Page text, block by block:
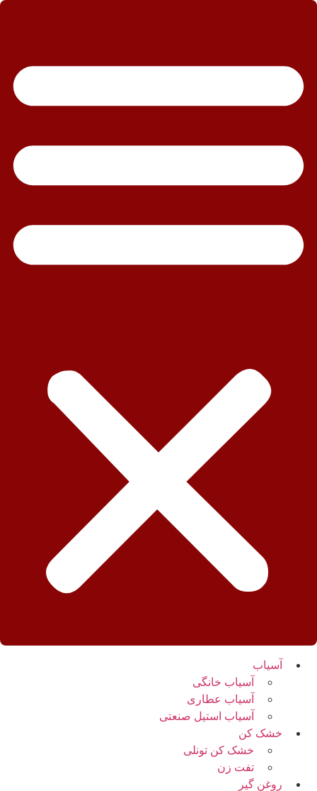
پرش
آسیاب
آسیاب خانگی
آسیاب عطاری
آسیاب استیل صنعتی
خشک کن
خشک کن تونلی
تفت زن
روغن گیر